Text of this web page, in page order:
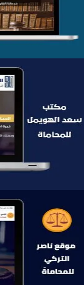
موقع
موقع